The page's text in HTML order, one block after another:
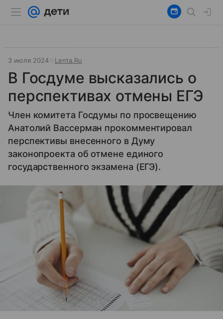
3 июля 2024 Lenta.Ru
В Госдуме высказались о
перспективах отмены ЕГЭ
Член комитета Госдумы по просвещению
Анатолий Вассерман прокомментировал
перспективы внесенного в Думу
законопроекта об отмене единого
государственного экзамена (ЕГЭ).